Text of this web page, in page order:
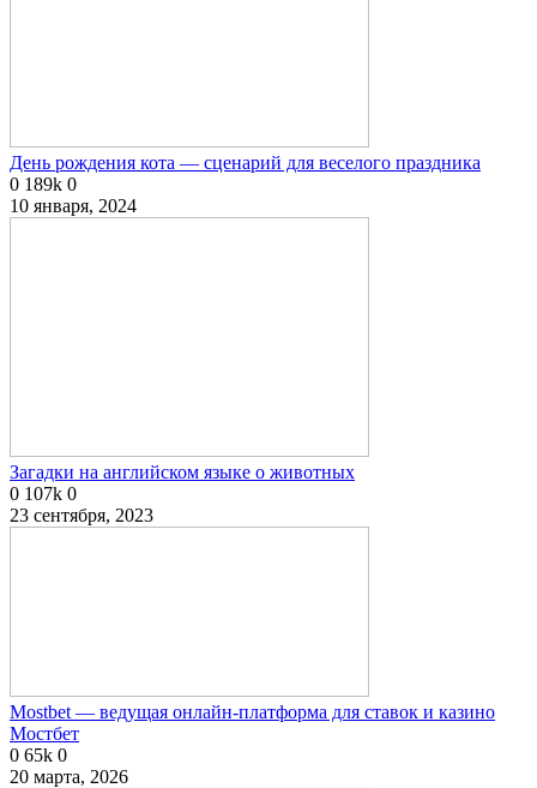
День рождения кота — сценарий для веселого праздника
0 189k 0
10 января, 2024
Загадки на английском языке о животных
0 107k 0
23 сентября, 2023
Mostbet — ведущая онлайн-платформа для ставок и казино
Мостбет
0 65k 0
20 марта, 2026